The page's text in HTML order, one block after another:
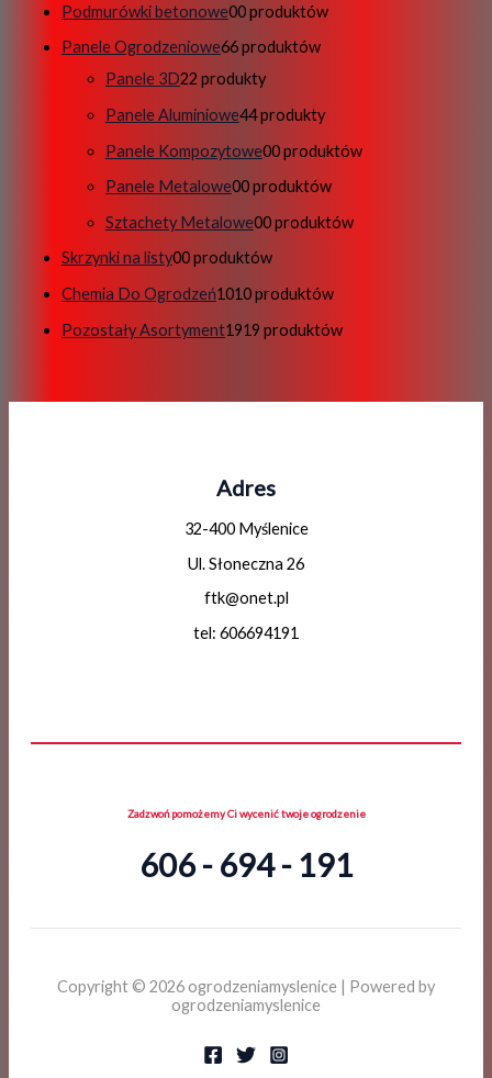
Podmurówki betonowe00 produktów
Panele Ogrodzeniowe66 produktów
Panele 3D22 produkty
Panele Aluminiowe44 produkty
Panele Kompozytowe00 produktów
Panele Metalowe00 produktów
Sztachety Metalowe00 produktów
Skrzynki na listy00 produktów
Chemia Do Ogrodzeń1010 produktów
Pozostały Asortyment1919 produktów
Adres
32-400 Myślenice
Ul. Słoneczna 26
ftk@onet.pl
tel: 606694191
Zadzwoń pomożemy Ci wycenić twoje ogrodzenie
606 - 694 - 191
Copyright © 2026 ogrodzeniamyslenice | Powered by
ogrodzeniamyslenice